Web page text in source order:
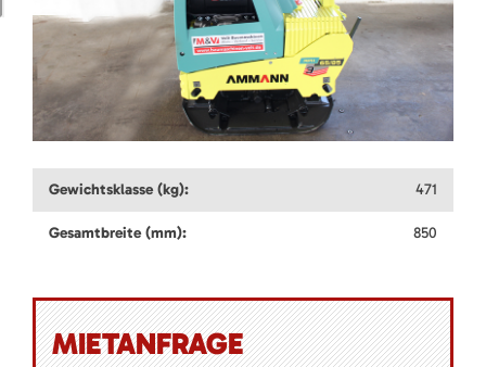
Gewichtsklasse (kg): 471
Gesamtbreite (mm): 850
MIETANFRAGE